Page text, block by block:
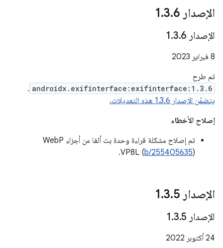
الإصدار 1 .3.6
الإصدار 1 .3.6
‫8 فبراير 2023
تم طرح
androidx.exifinterface:exifinterface:1.3.6
.
يتضمّن الإصدار 1.3.6 هذه التعديلات.
إصلاح الأخطاء
تم إصلاح مشكلة قراءة وحدة بت ألفا من أجزاء WebP
VP8L (b/255405635).
الإصدار 1 .3.5
الإصدار 1 .3.5
‫24 أكتوبر 2022